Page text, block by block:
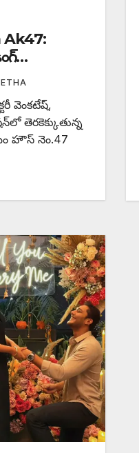
వెంకటేష్,
తెరకెక్కుతున్న
హౌస్ నెం.47